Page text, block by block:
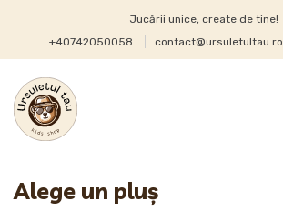
Jucării unice, create de tine!
+40742050058
contact@ursuletultau.ro
Alege un pluș